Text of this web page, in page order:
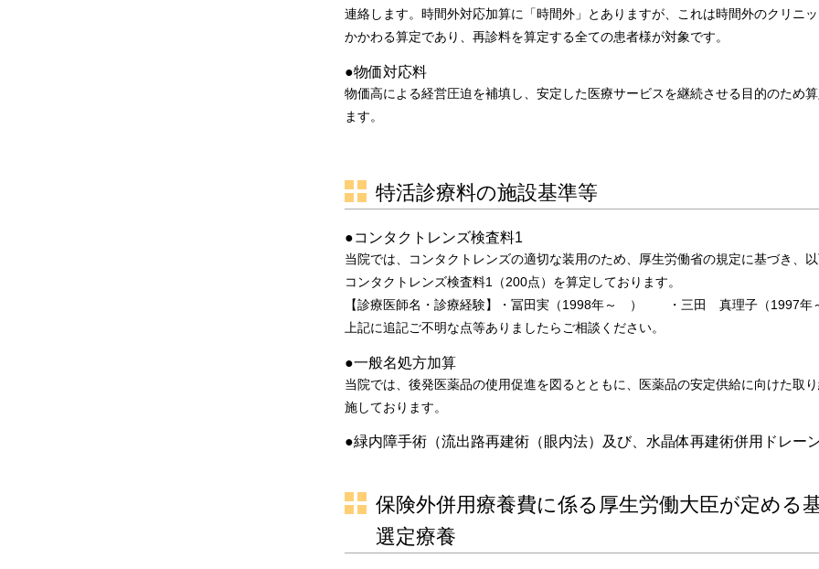
連絡します。時間外対応加算に「時間外」とありますが、これは時間外のクリニ
かかわる算定であり、再診料を算定する全ての患者様が対象です。
●物価対応料
物価高による経営圧迫を補填し、安定した医療サービスを継続させる目的のため
ます。
特活診療料の施設基準等
●コンタクトレンズ検査料1
当院では、コンタクトレンズの適切な装用のため、厚生労働省の規定に基づき、
コンタクトレンズ検査料1（200点）を算定しております。
【診療医師名・診療経験】・冨田実（1998年～ ） ・三田 真理子（1997年
上記に追記ご不明な点等ありましたらご相談ください。
●一般名処方加算
当院では、後発医薬品の使用促進を図るとともに、医薬品の安定供給に向けた取
施しております。
●緑内障手術（流出路再建術（眼内法）及び、水晶体再建術併用ドレーン
保険外併用療養費に係る厚生労働大臣が定める
選定療養